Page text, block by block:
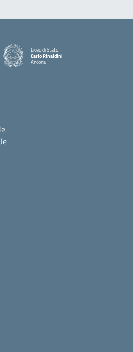
Liceo di Stato
Carlo Rinaldini
Ancona